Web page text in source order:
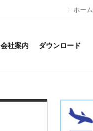
ホーム
会社案内 ダウンロード